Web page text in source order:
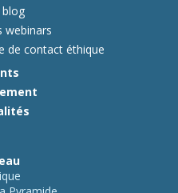
webinars
de contact éthique